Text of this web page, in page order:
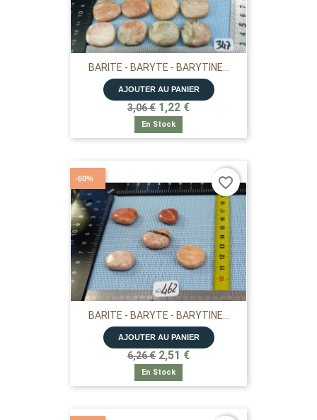
BARITE - BARYTE - BARYTINE...
AJOUTER AU PANIER
3,06 € 1,22 €
En Stock
BARITE - BARYTE - BARYTINE...
AJOUTER AU PANIER
6,26 € 2,51 €
En Stock
-60% favorite_border